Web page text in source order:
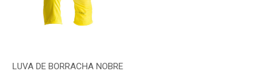
LUVA DE BORRACHA NOBRE